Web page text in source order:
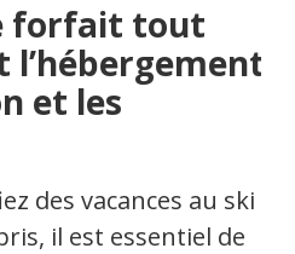
forfait tout
et les
des vacances au ski
il est essentiel de